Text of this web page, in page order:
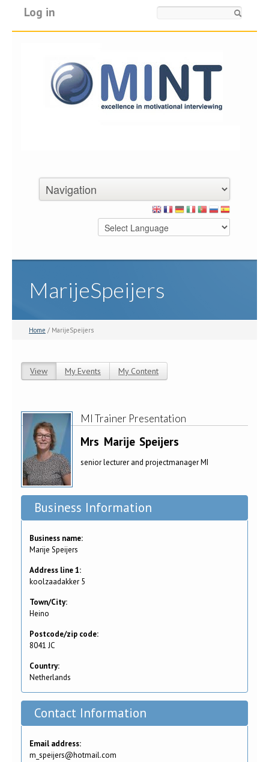
Log in
MarijeSpeijers
Home / MarijeSpeijers
View (active tab)
My Events My Content
MI Trainer Presentation
Mrs Marije Speijers
senior lecturer and projectmanager MI
Business Information
Business name:
Marije Speijers
Address line 1:
koolzaadakker 5
Town/City:
Heino
Postcode/zip code:
8041 JC
Country:
Netherlands
Contact Information
Email address:
m_speijers@hotmail.com